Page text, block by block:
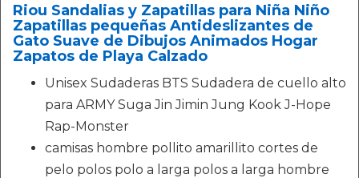
Riou Sandalias y Zapatillas para Niña Niño
Zapatillas pequeñas Antideslizantes de
Gato Suave de Dibujos Animados Hogar
Zapatos de Playa Calzado
Unisex Sudaderas BTS Sudadera de cuello alto
para ARMY Suga Jin Jimin Jung Kook J-Hope
Rap-Monster
camisas hombre pollito amarillito cortes de
pelo polos polo a larga polos a larga hombre